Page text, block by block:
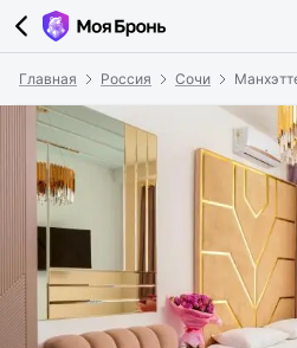
Главная Россия Сочи